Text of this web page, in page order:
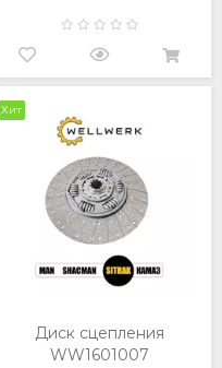
Хит
Диск сцепления
WW1601007